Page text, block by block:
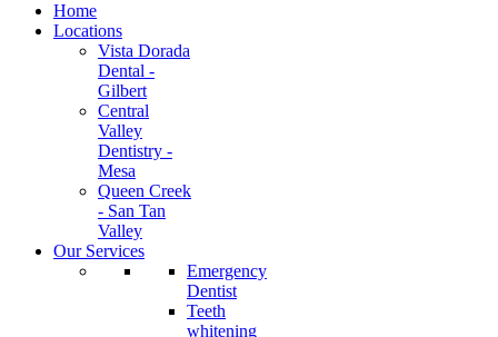
Home
Locations
Vista Dorada
Dental -
Gilbert
Central
Valley
Dentistry -
Mesa
Queen Creek
- San Tan
Valley
Our Services
Emergency
Dentist
Teeth
whitening